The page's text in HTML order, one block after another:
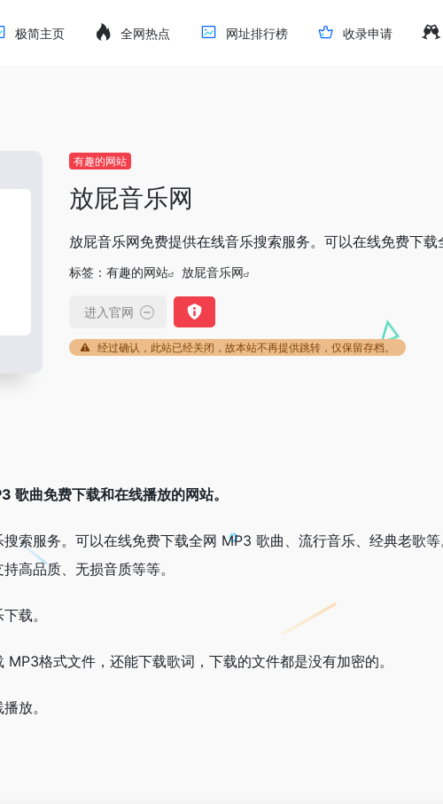
极简主页 全网热点 网址排行榜 收录申请
有趣的网站
放屁音乐网
放屁音乐网免费提供在线音乐搜索服务。可以在线免费下
标签： 有趣的网站 放屁音乐网
进入官网
经过确认，此站已经关闭，故本站不再提供跳转，仅保留存档。
歌曲免费下载和在线播放的网站。
索服务。可以在线免费下载全网 MP3 歌曲、流行音乐、经典老歌
高品质、无损音质等等。
载。
格式文件，还能下载歌词，下载的文件都是没有加密的。
放。